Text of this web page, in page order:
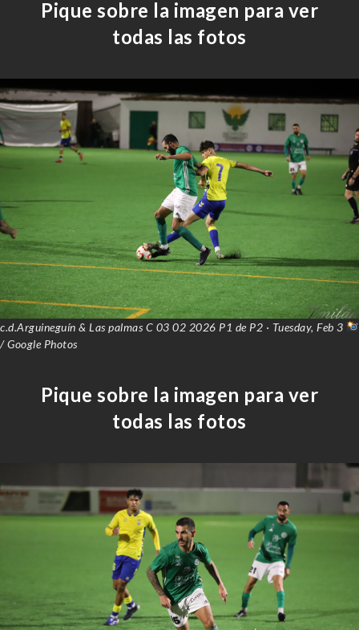
Pique sobre la imagen para ver
todas las fotos
c.d.Arguineguín & Las palmas C 03 02 2026 P1 de P2 · Tuesday, Feb 3
/ Google Photos
Pique sobre la imagen para ver
todas las fotos